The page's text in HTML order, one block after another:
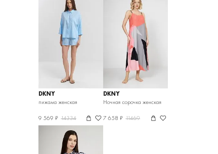
DKNY
пижама женская
9 569 ₽ 14334
DKNY
Ночная сорочка женская
7 658 ₽ 11469